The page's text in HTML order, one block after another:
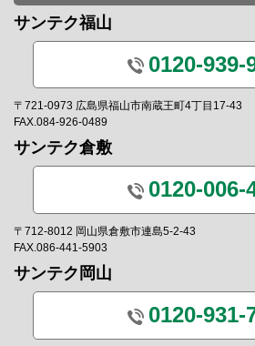
サンテク福山
0120-939-
〒721-0973 広島県福山市南蔵王町4丁目17-43
FAX.084-926-0489
サンテク倉敷
0120-006-
〒712-8012 岡山県倉敷市連島5-2-43
FAX.086-441-5903
サンテク岡山
0120-931-